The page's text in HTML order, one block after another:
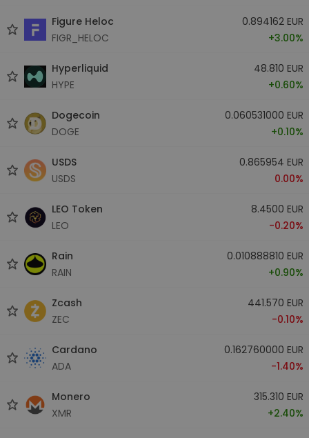
Figure Heloc
FIGR_HELOC
0.894162 EUR
+3.00%
Hyperliquid
HYPE
48.810 EUR
+0.60%
Dogecoin
DOGE
0.060531000 EUR
+0.10%
USDS
USDS
0.865954 EUR
0.00%
LEO Token
LEO
8.4500 EUR
-0.20%
Rain
RAIN
0.010888810 EUR
+0.90%
Zcash
ZEC
441.570 EUR
-0.10%
Cardano
ADA
0.162760000 EUR
-1.40%
Monero
XMR
315.310 EUR
+2.40%